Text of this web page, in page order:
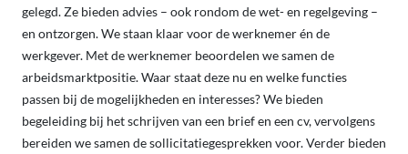
gelegd. Ze bieden advies – ook rondom de wet- en regelgeving –
en ontzorgen. We staan klaar voor de werknemer én de
werkgever. Met de werknemer beoordelen we samen de
arbeidsmarktpositie. Waar staat deze nu en welke functies
passen bij de mogelijkheden en interesses? We bieden
begeleiding bij het schrijven van een brief en een cv, vervolgens
bereiden we samen de sollicitatiegesprekken voor. Verder bieden